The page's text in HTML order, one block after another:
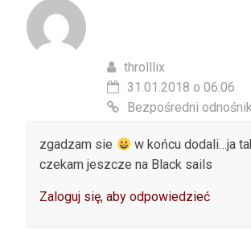
throlllix
31.01.2018 o 06:06
Bezpośredni
zgadzam sie
w końcu dodali…ja
czekam jeszcze na Black sails
Zaloguj się, aby odpowiedzieć